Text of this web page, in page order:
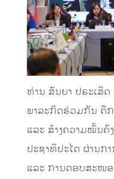
ທ່ານ ສັນຍາ ປຣະເສີ
ພາລະກິດຮ່ວມກັນ ຄື
ແລະ ສ້າງຄວາມໝັ້ນຄົ
ປະຊາທິປະໄຕ ຜ່ານກ
ແລະ ການຕອບສະໜອ